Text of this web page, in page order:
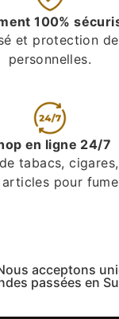
100%
et protection
personnelles.
en ligne 24/7
tabacs,
pour
acceptons
passées en